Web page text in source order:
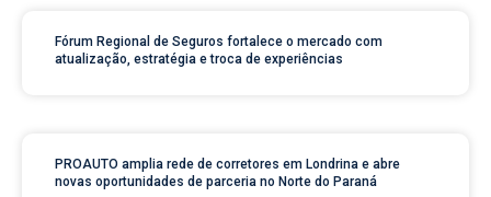
Fórum Regional de Seguros fortalece o mercado com
atualização, estratégia e troca de experiências
PROAUTO amplia rede de corretores em Londrina e abre
novas oportunidades de parceria no Norte do Paraná